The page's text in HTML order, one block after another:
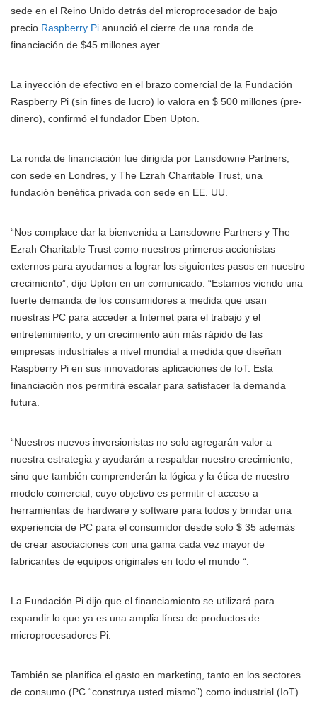
sede en el Reino Unido detrás del microprocesador de bajo
precio Raspberry Pi anunció el cierre de una ronda de
financiación de $45 millones ayer.
La inyección de efectivo en el brazo comercial de la Fundación
Raspberry Pi (sin fines de lucro) lo valora en $ 500 millones (pre-
dinero), confirmó el fundador Eben Upton.
La ronda de financiación fue dirigida por Lansdowne Partners,
con sede en Londres, y The Ezrah Charitable Trust, una
fundación benéfica privada con sede en EE. UU.
“Nos complace dar la bienvenida a Lansdowne Partners y The
Ezrah Charitable Trust como nuestros primeros accionistas
externos para ayudarnos a lograr los siguientes pasos en nuestro
crecimiento”, dijo Upton en un comunicado. “Estamos viendo una
fuerte demanda de los consumidores a medida que usan
nuestras PC para acceder a Internet para el trabajo y el
entretenimiento, y un crecimiento aún más rápido de las
empresas industriales a nivel mundial a medida que diseñan
Raspberry Pi en sus innovadoras aplicaciones de IoT. Esta
financiación nos permitirá escalar para satisfacer la demanda
futura.
“Nuestros nuevos inversionistas no solo agregarán valor a
nuestra estrategia y ayudarán a respaldar nuestro crecimiento,
sino que también comprenderán la lógica y la ética de nuestro
modelo comercial, cuyo objetivo es permitir el acceso a
herramientas de hardware y software para todos y brindar una
experiencia de PC para el consumidor desde solo $ 35 además
de crear asociaciones con una gama cada vez mayor de
fabricantes de equipos originales en todo el mundo “.
La Fundación Pi dijo que el financiamiento se utilizará para
expandir lo que ya es una amplia línea de productos de
microprocesadores Pi.
También se planifica el gasto en marketing, tanto en los sectores
de consumo (PC “construya usted mismo”) como industrial (IoT).